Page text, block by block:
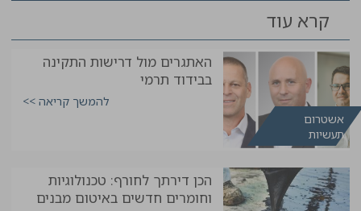
קרא עוד
אשטרום
תעשיות
האתגרים מול דרישות התקינה
בבידוד תרמי
להמשך קריאה >>
הכן דירתך לחורף: טכנולוגיות
וחומרים חדשים באיטום מבנים